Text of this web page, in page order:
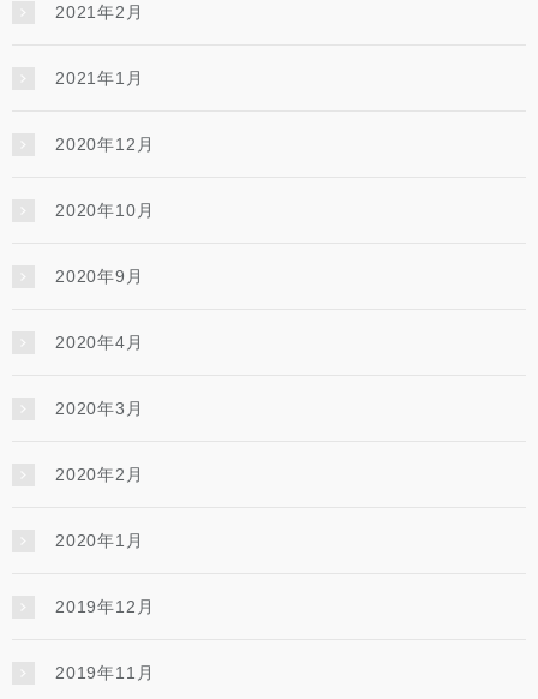
2021年2月
2021年1月
2020年12月
2020年10月
2020年9月
2020年4月
2020年3月
2020年2月
2020年1月
2019年12月
2019年11月